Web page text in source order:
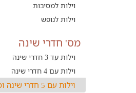
וילות למסיבות
וילות לנופש
מס' חדרי שינה
וילות עד 3 חדרי שינה
וילות עם 4 חדרי שינה
וילות עם 5 חדרי שינה ומעלה